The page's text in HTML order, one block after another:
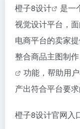
橙子8设计
是一
视觉设计平台，
电商平台的卖家
整合商品主图制作
功能，帮助用
产出符合平台要
橙子8设计官网入